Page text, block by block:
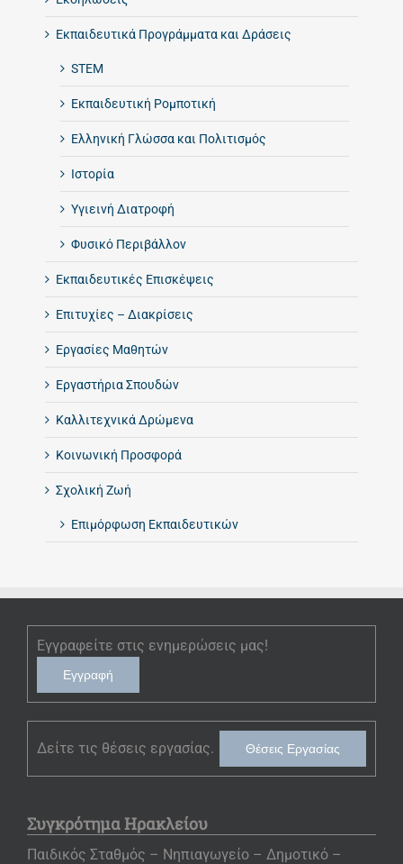
Εκπαιδευτικά Προγράμματα και Δράσεις
STEM
Εκπαιδευτική Ρομποτική
Ελληνική Γλώσσα και Πολιτισμός
Ιστορία
Υγιεινή Διατροφή
Φυσικό Περιβάλλον
Εκπαιδευτικές Επισκέψεις
Επιτυχίες – Διακρίσεις
Εργασίες Μαθητών
Εργαστήρια Σπουδών
Καλλιτεχνικά Δρώμενα
Κοινωνική Προσφορά
Σχολική Ζωή
Επιμόρφωση Εκπαιδευτικών
Εγγραφείτε στις ενημερώσεις μας!
Εγγραφή
Δείτε τις θέσεις εργασίας. Θέσεις Εργασίας
Συγκρότημα Ηρακλείου
Παιδικός Σταθμός – Νηπιαγωγείο – Δημοτικό –